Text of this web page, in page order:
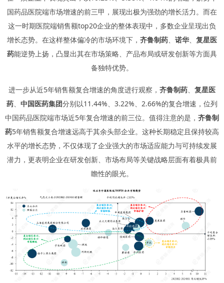
国药品医院端市场增速的前三甲，展现出极为强劲的增长活力。而在
这一时期医院端销售额top20企业的整体表现中，多数企业呈现出负
增长态势。在这样整体偏冷的市场环境下， 齐鲁制药 诺华
复星医
药能逆势上扬，凸显出其在市场策略、产品布局或研发创新等方面具
备独特优势。
进一步从近5年销售额复合增速的角度进行观察， 齐鲁制药
复星医
药
中国医药集团分别以11.44%、3.22%、2.66%的复合增速，位列
中国药品医院端市场近5年复合增速的前三位。值得注意的是， 齐鲁制
药5年销售额复合增速远高于其余头部企业。这种长期稳定且保持较高
水平的增长态势，不仅体现了企业强大的市场适应能力与可持续发展
潜力，更表明企业在研发创新、市场布局等关键战略层面有着极具前
瞻性的眼光。